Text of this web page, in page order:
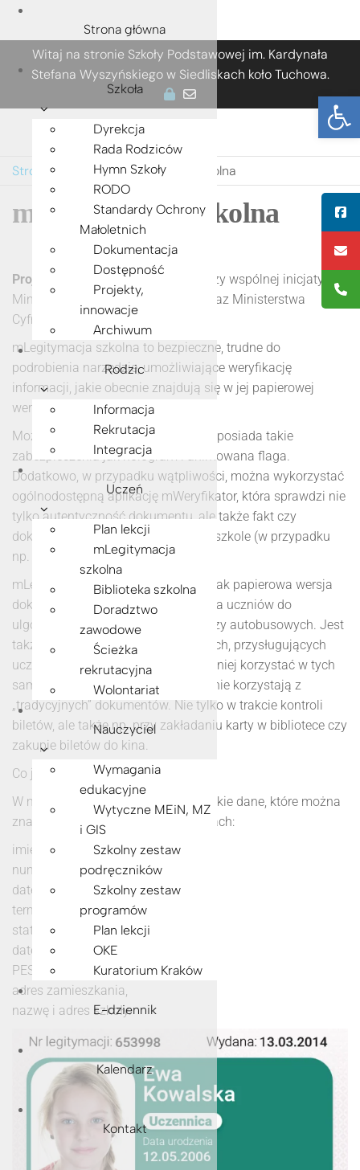
PrzejdźWitaj na stronie Szkoły Podstawowej im. Kardynała
Stefana Wyszyńskiego w Siedliskach koło Tuchowa.
Strona główna»mLegitymacja szkolna
mLegitymacja szkolna
Projekt mLegitymacja – powstał przy wspólnej inicjatywie
Ministerstwa Edukacji Narodowej oraz Ministerstwa
Cyfryzacji.
mLegitymacja szkolna to bezpieczne, trudne do
podrobienia narzędzie, umożliwiające weryfikację
informacji, jakie obecnie znajdują się w jej papierowej
wersji.
Można ją zweryfikować wizualnie – posiada takie
zabezpieczenia jak hologram i animowana flaga.
Dodatkowo, w przypadku wątpliwości, można wykorzystać
ogólnodostępną aplikację mWeryfikator, która sprawdzi nie
tylko autentyczność dokumentu, ale także fakt czy
dokument nie został zastrzeżony w szkole (w przypadku
np. zagubienia telefonu).
mLegitymacja szkolna, identycznie jak papierowa wersja
dokumentu, poświadcza uprawnienia uczniów do
ulgowych przejazdów kolejowych, czy autobusowych. Jest
także podstawą do otrzymania innych, przysługujących
uczniom, zniżek. Uczniowie mogą z niej korzystać w tych
samych sytuacjach, w których obecnie korzystają z
„tradycyjnych” dokumentów. Nie tylko w trakcie kontroli
biletów, ale także np. przy zakładaniu karty w bibliotece czy
zakupie biletów do kina.
Co jest w środku?
W mLegitymacji zapisane są wszystkie dane, które można
znaleźć w „tradycyjnych” dokumentach:
imię i nazwisko ucznia,
numer legitymacji,
datę wydania,
termin ważności,
status użytkownika (uczeń),
datę urodzenia,
PESEL,
adres zamieszkania,
nazwę i adres szkoły.
Strona główna
Szkoła
Dyrekcja
Rada Rodziców
Hymn Szkoły
RODO
Standardy Ochrony
Małoletnich
Dokumentacja
Dostępność
Projekty,
innowacje
Archiwum
Rodzic
Informacja
Rekrutacja
Integracja
Uczeń
Plan lekcji
mLegitymacja
szkolna
Biblioteka szkolna
Doradztwo
zawodowe
Ścieżka
rekrutacyjna
Wolontariat
Nauczyciel
Wymagania
edukacyjne
Wytyczne MEiN, MZ
i GIS
Szkolny zestaw
podręczników
Szkolny zestaw
programów
Plan lekcji
OKE
Kuratorium Kraków
E-dziennik
Kalendarz
Kontakt